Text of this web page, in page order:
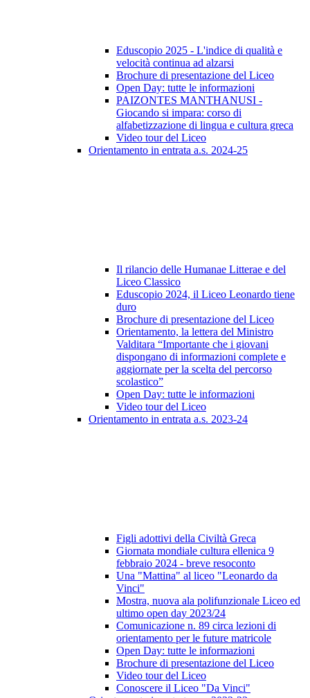
Eduscopio 2025 - L'indice di qualità e
velocità continua ad alzarsi
Brochure di presentazione del Liceo
Open Day: tutte le informazioni
PAIZONTES MANTHANUSI -
Giocando si impara: corso di
alfabetizzazione di lingua e cultura greca
Video tour del Liceo
Orientamento in entrata a.s. 2024-25
Il rilancio delle Humanae Litterae e del
Liceo Classico
Eduscopio 2024, il Liceo Leonardo tiene
duro
Brochure di presentazione del Liceo
Orientamento, la lettera del Ministro
Valditara “Importante che i giovani
dispongano di informazioni complete e
aggiornate per la scelta del percorso
scolastico”
Open Day: tutte le informazioni
Video tour del Liceo
Orientamento in entrata a.s. 2023-24
Figli adottivi della Civiltà Greca
Giornata mondiale cultura ellenica 9
febbraio 2024 - breve resoconto
Una "Mattina" al liceo "Leonardo da
Vinci"
Mostra, nuova ala polifunzionale Liceo ed
ultimo open day 2023/24
Comunicazione n. 89 circa lezioni di
orientamento per le future matricole
Open Day: tutte le informazioni
Brochure di presentazione del Liceo
Video tour del Liceo
Conoscere il Liceo "Da Vinci"